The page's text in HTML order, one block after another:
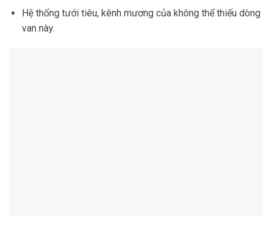
Hệ thống tưới tiêu, kênh mương của không thể thiếu dòng
van này.